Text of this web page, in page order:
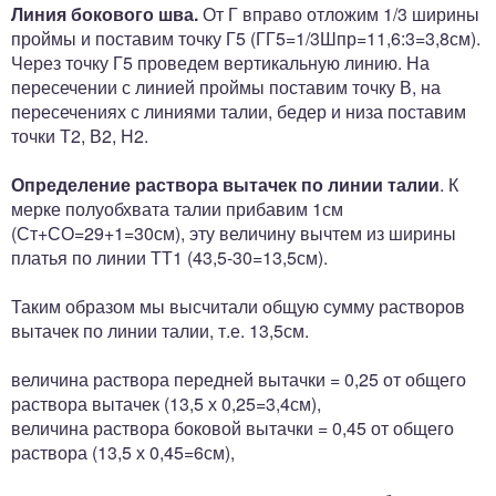
Линия бокового шва.От Г вправо отложим 1/3 ширины
проймы и поставим точку Г5 (ГГ5=1/3Шпр=11,6:3=3,8см).
Через точку Г5 проведем вертикальную линию. На
пересечении с линией проймы поставим точку В, на
пересечениях с линиями талии, бедер и низа поставим
точки Т2, В2, Н2.
Определение раствора вытачек по линии талии. К
мерке полуобхвата талии прибавим 1см
(Ст+СО=29+1=30см), эту величину вычтем из ширины
платья по линии ТТ1 (43,5-30=13,5см).
Таким образом мы высчитали общую сумму растворов
вытачек по линии талии, т.е. 13,5см.
величина раствора передней вытачки = 0,25 от общего
раствора вытачек (13,5 х 0,25=3,4см),
величина раствора боковой вытачки = 0,45 от общего
раствора (13,5 х 0,45=6см),